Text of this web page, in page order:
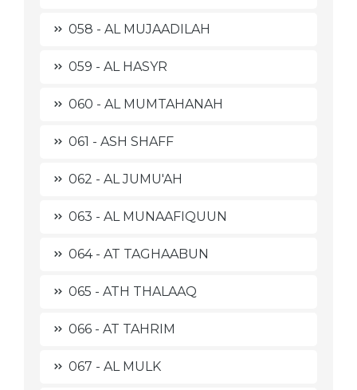
058 - AL MUJAADILAH
059 - AL HASYR
060 - AL MUMTAHANAH
061 - ASH SHAFF
062 - AL JUMU'AH
063 - AL MUNAAFIQUUN
064 - AT TAGHAABUN
065 - ATH THALAAQ
066 - AT TAHRIM
067 - AL MULK